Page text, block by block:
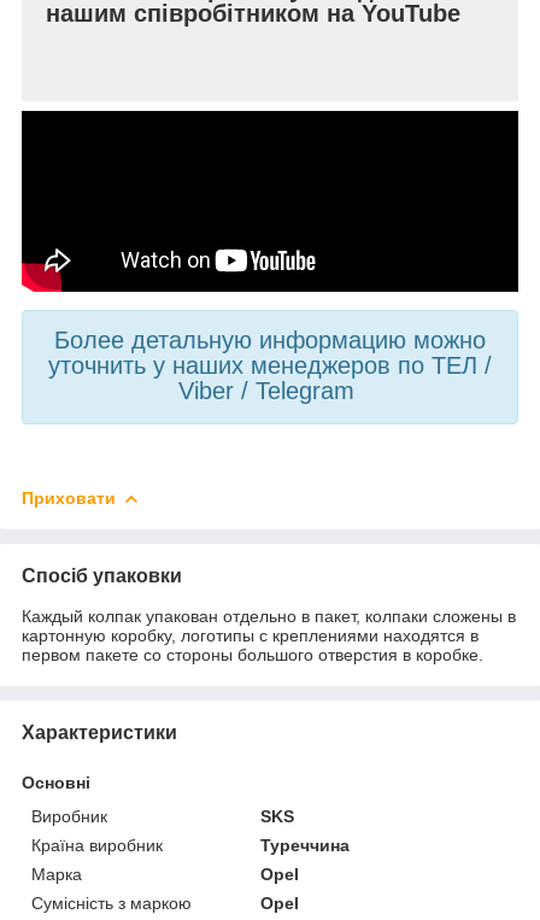
нашим співробітником на YouTube
Более детальную информацию можно
уточнить у наших менеджеров по ТЕЛ /
Viber / Telegram
Приховати
Спосіб упаковки
Каждый колпак упакован отдельно в пакет, колпаки сложены в
картонную коробку, логотипы с креплениями находятся в
первом пакете со стороны большого отверстия в коробке.
Характеристики
Основні
Виробник
SKS
Країна виробник
Туреччина
Марка
Opel
Сумісність з маркою
Opel